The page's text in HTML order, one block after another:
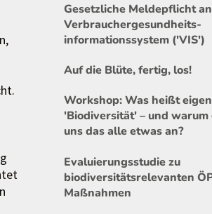
Gesetzliche Meldepflicht
Verbrauchergesundheits-
informationssystem ('VIS')
Auf die Blüte, fertig, los!
Workshop: Was heißt
'Biodiversität' – und warum
uns das alle etwas an?
Evaluierungsstudie zu
biodiversitätsrelevanten
Maßnahmen